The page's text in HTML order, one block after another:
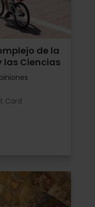
de la
las Ciencias
Card